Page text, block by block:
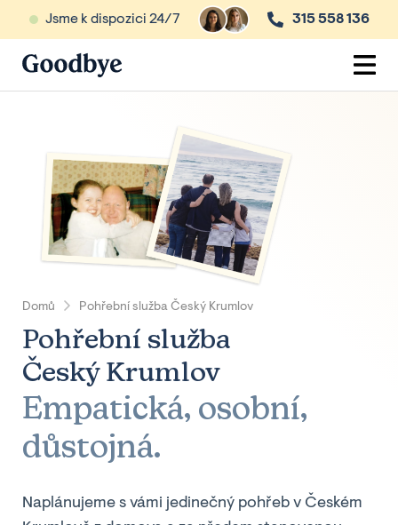
Jsme k dispozici 24/7 315 558 136
Domů Pohřební služba Český Krumlov
Pohřební služba
Český Krumlov
Empatická, osobní,
důstojná.
Naplánujeme s vámi jedinečný pohřeb v Českém